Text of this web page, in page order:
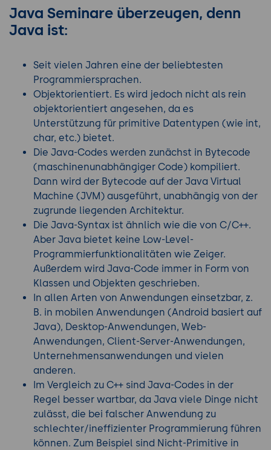
Java Seminare überzeugen, denn
Java ist:
Seit vielen Jahren eine der beliebtesten
Programmiersprachen.
Objektorientiert. Es wird jedoch nicht als rein
objektorientiert angesehen, da es
Unterstützung für primitive Datentypen (wie int,
char, etc.) bietet.
Die Java-Codes werden zunächst in Bytecode
(maschinenunabhängiger Code) kompiliert.
Dann wird der Bytecode auf der Java Virtual
Machine (JVM) ausgeführt, unabhängig von der
zugrunde liegenden Architektur.
Die Java-Syntax ist ähnlich wie die von C/C++.
Aber Java bietet keine Low-Level-
Programmierfunktionalitäten wie Zeiger.
Außerdem wird Java-Code immer in Form von
Klassen und Objekten geschrieben.
In allen Arten von Anwendungen einsetzbar, z.
B. in mobilen Anwendungen (Android basiert auf
Java), Desktop-Anwendungen, Web-
Anwendungen, Client-Server-Anwendungen,
Unternehmensanwendungen und vielen
anderen.
Im Vergleich zu C++ sind Java-Codes in der
Regel besser wartbar, da Java viele Dinge nicht
zulässt, die bei falscher Anwendung zu
schlechter/ineffizienter Programmierung führen
können. Zum Beispiel sind Nicht-Primitive in